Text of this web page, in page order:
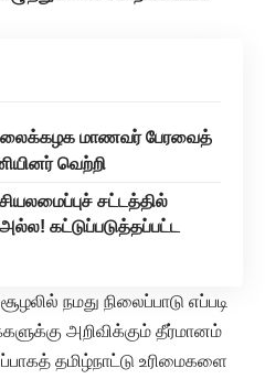
மாணவர் பேரவைத்
வெற்றி
சட்டத்தில்
கட்டுப்படுத்தப்பட்ட
நமது நிலைப்பாடு எப்படி
அறிவிக்கும் தீர்மானம்
தமிழ்நாட்டு உரிமைகளை